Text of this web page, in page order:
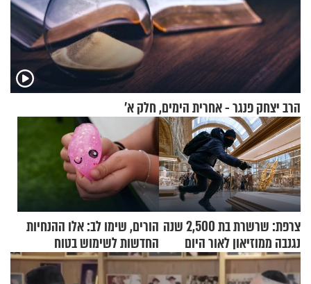
הרב יצחק פנגר - אחרית הימים, חלק א’
צרפת: שרשרת בת 2,500 שנה
נגנבה ממוזיאון לאור היום
הורים, שימו לב: אלו ההנחיות
החדשות לשימוש בטוח
בסקווישי לאחר מקרי אשפוז